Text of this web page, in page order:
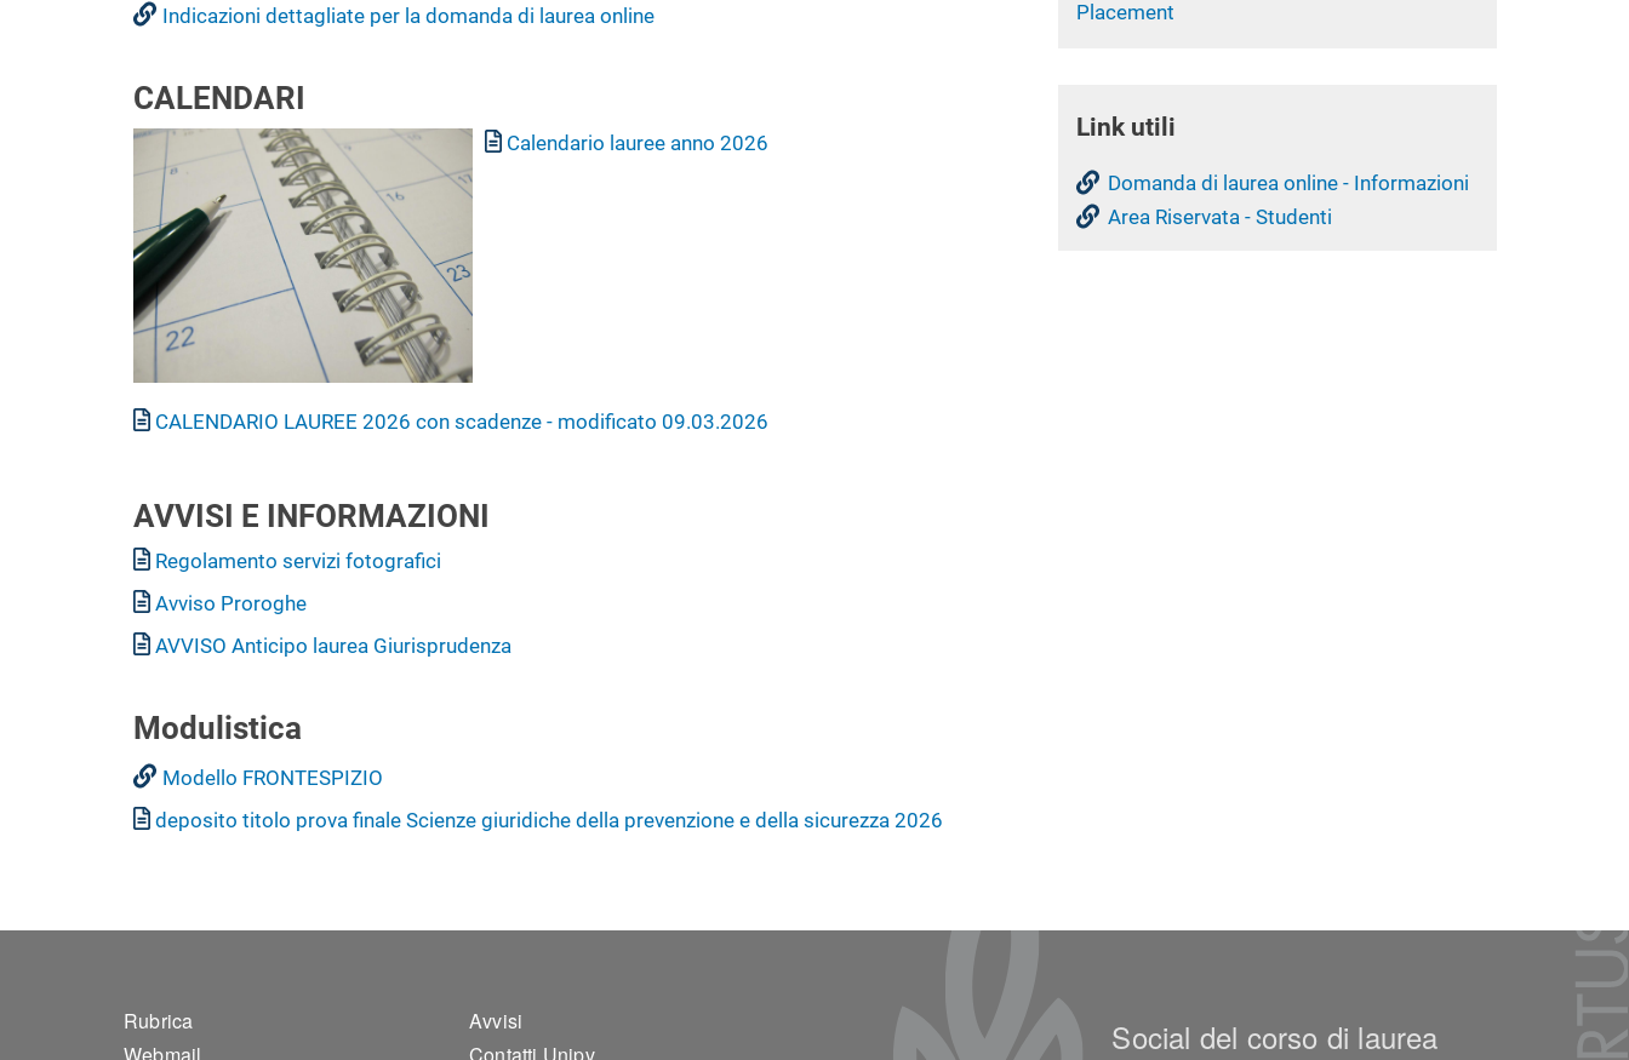
Indicazioni dettagliate per la domanda di laurea online
CALENDARI
Immagine
Documento
Calendario lauree anno 2026
Documento
CALENDARIO LAUREE 2026 con scadenze - modificato 09.03.2026
AVVISI E INFORMAZIONI
Documento
Regolamento servizi fotografici
Documento
Avviso Proroghe
Documento
AVVISO Anticipo laurea Giurisprudenza
Modulistica
Modello FRONTESPIZIO
Documento
deposito titolo prova finale Scienze giuridiche della prevenzione e della sicurezza 2026
Placement
Link utili
Domanda di laurea online - Informazioni
Area Riservata - Studenti
Footer 1
Rubrica
Webmail
Footer 2
Avvisi
Contatti Unipv
Social del corso di laurea